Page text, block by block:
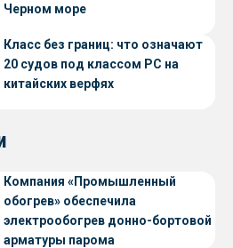
Черном море
Класс без границ: что означают
20 судов под классом РС на
китайских верфях
Компания «Промышленный
обогрев» обеспечила
электрообогрев донно-бортовой
арматуры парома